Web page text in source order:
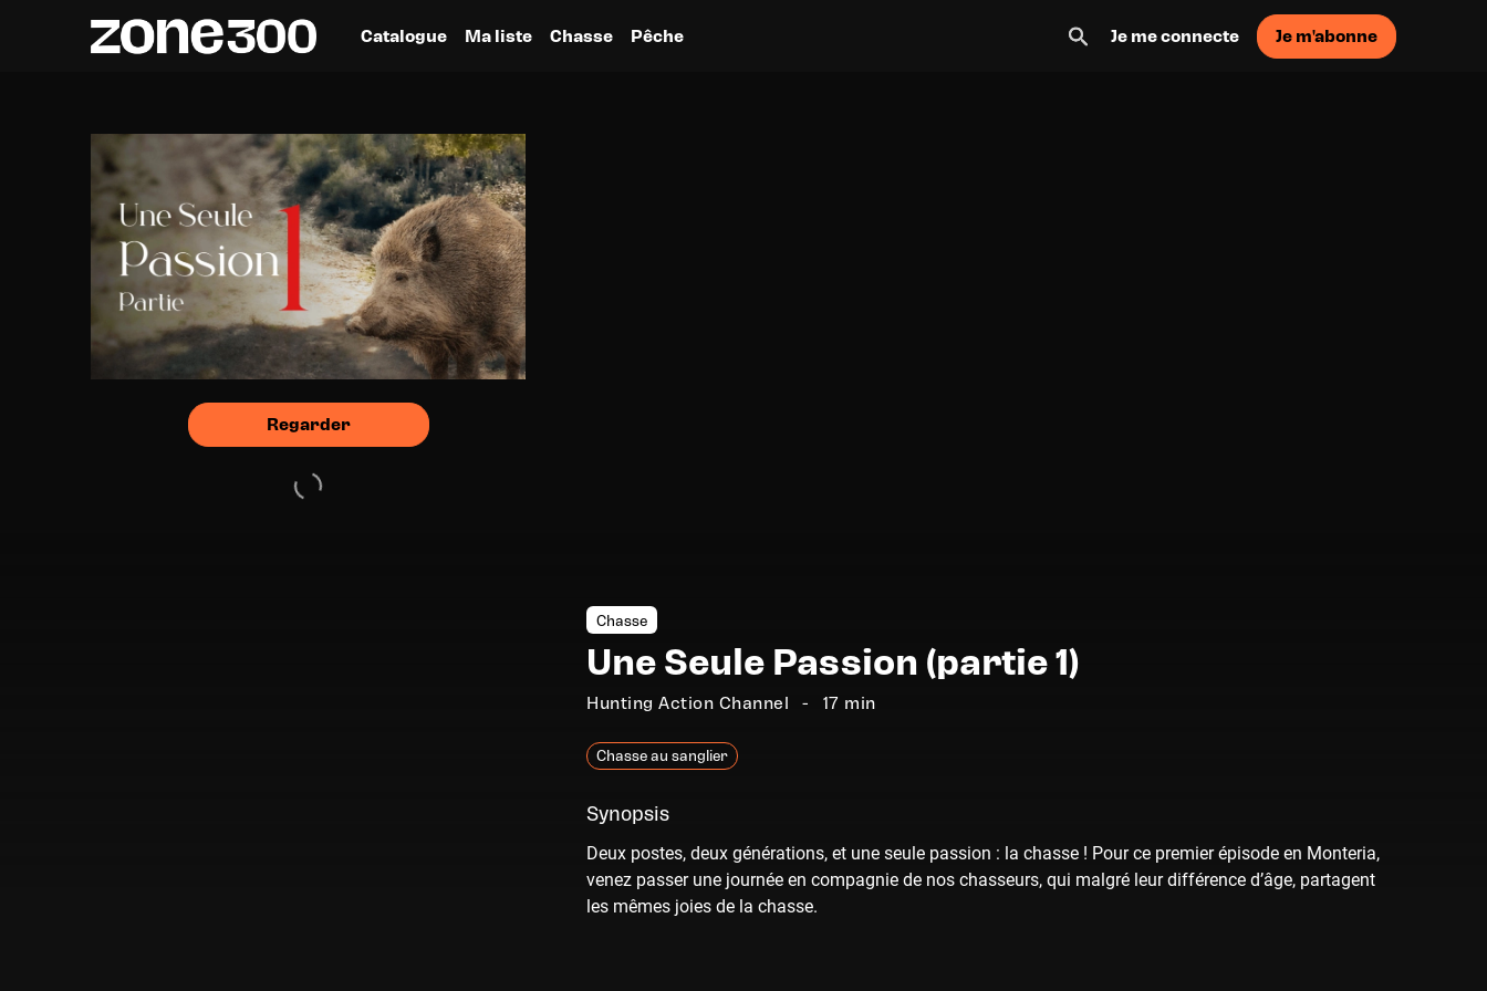
Catalogue Ma liste Chasse Pêche Je me connecte Je m'abonne
Regarder
Chasse
Une Seule Passion (partie 1)
Hunting Action Channel 17 min
Chasse au sanglier
Synopsis
Deux postes, deux générations, et une seule passion : la chasse ! Pour ce premier épisode en Monteria,
venez passer une journée en compagnie de nos chasseurs, qui malgré leur différence d’âge, partagent
les mêmes joies de la chasse.